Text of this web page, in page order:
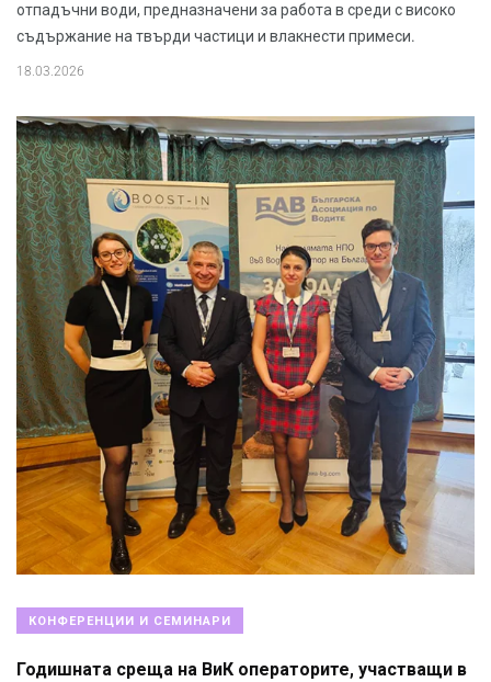
отпадъчни води, предназначени за работа в среди с високо
съдържание на твърди частици и влакнести примеси.
18.03.2026
КОНФЕРЕНЦИИ И СЕМИНАРИ
Годишната среща на ВиК операторите, участващи в